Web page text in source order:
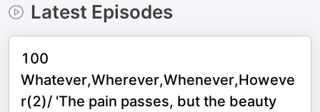
Latest Episodes
100
Whatever,Wherever,Whenever,Howeve
r(2)/ 'The pain passes, but the beauty